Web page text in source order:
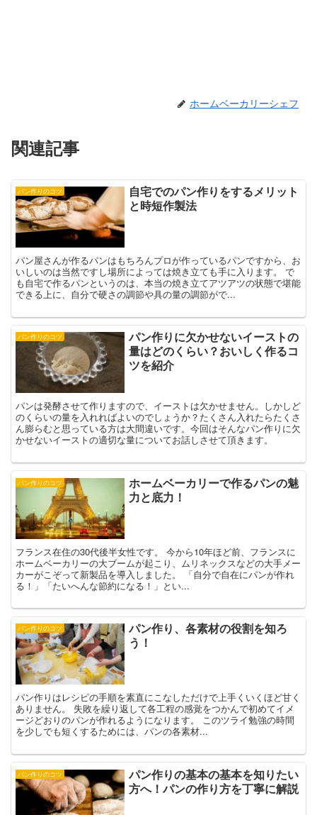
ホームベーカリーシェフ
関連記事
パン作りのコツ
自宅でのパン作りをするメリット
と時短作製法
パン屋さんが作るパンはもちろんプロが作っているパンですから、お
いしいのは当然ですし場所によっては焼き立ても手に入ります。 で
も自宅で作るパンというのは、本当の焼き立てアツアツの状態で堪能
できる上に、自分で硬さの調節や具の量の調節がで...
パン作りのコツ
パン作りに欠かせないイーストの
量はどのくらい？おいしく作るコ
ツを紹介
パンは発酵させて作りますので、イーストは欠かせません。しかしど
のくらいの量を入れればよいのでしょうか？たくさん入れたらたくさ
ん膨らむと思っている方は大間違いです。今回はそんなパン作りに欠
かせないイーストの適切な量についてお話しさせて頂きます。
パン作りのコツ
ホームベーカリーで作るパンの魅
力と底力！
フランス在住の30代後半女性です。 今から10年ほど前、フランスに
ホームベーカリーの大ブームが起こり、ムリネックスなどの大手メー
カーがこぞって新製品を導入しました。 「自分で自在にパンが作れ
る！」「たいへんな節約になる！」とい...
パン作りのコツ
パン作り、各素材の役割を知ろ
う！
パン作りはレシピの手順を素直にこなしただけで上手くいくほど甘く
ありません。 失敗を繰り返して各工程の感覚をつかんで初めてイメ
ージどおりのパンが作れるようになります。 このツライ勉強の時間
を少しでも短くするためには、パンの各素材...
パン作りのコツ
パン作りの基本の基本を知りたい
方へ！パンの作り方を丁寧に解説